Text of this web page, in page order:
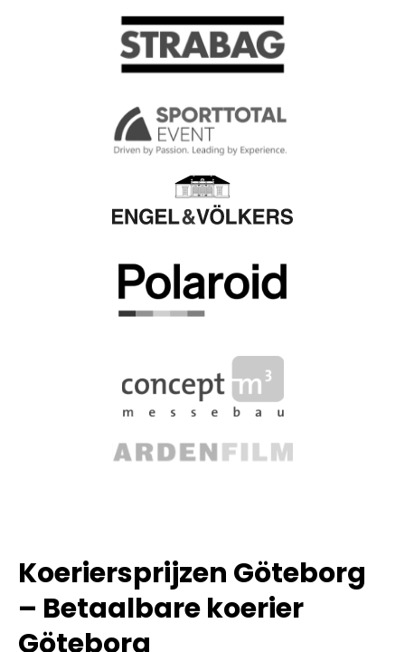
Koeriersprijzen Göteborg
– Betaalbare koerier
Göteborg